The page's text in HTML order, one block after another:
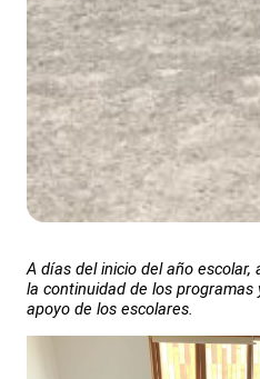
A días del inicio del año
la continuidad de los
apoyo de los escolares.